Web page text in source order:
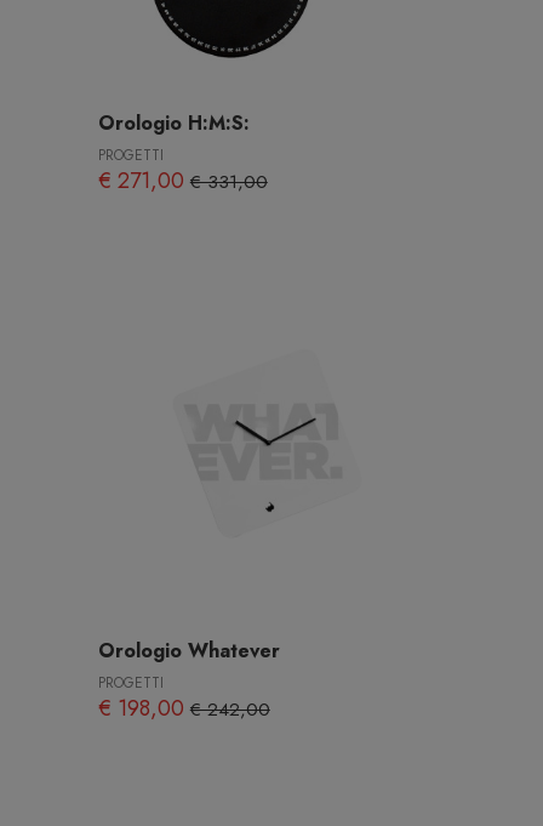
Orologio H:M:S:
PROGETTI
€ 271,00€ 331,00
Orologio Whatever
PROGETTI
€ 198,00€ 242,00